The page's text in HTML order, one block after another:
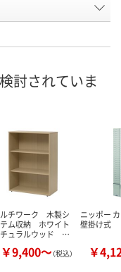
ト ウォールナ
カゴへ
販売停止中
討されていま
チワーク 木製シ
テム収納 ホワイト
ュラルウッド …
￥9,400～（税込）
ニッポー
壁掛け式
￥